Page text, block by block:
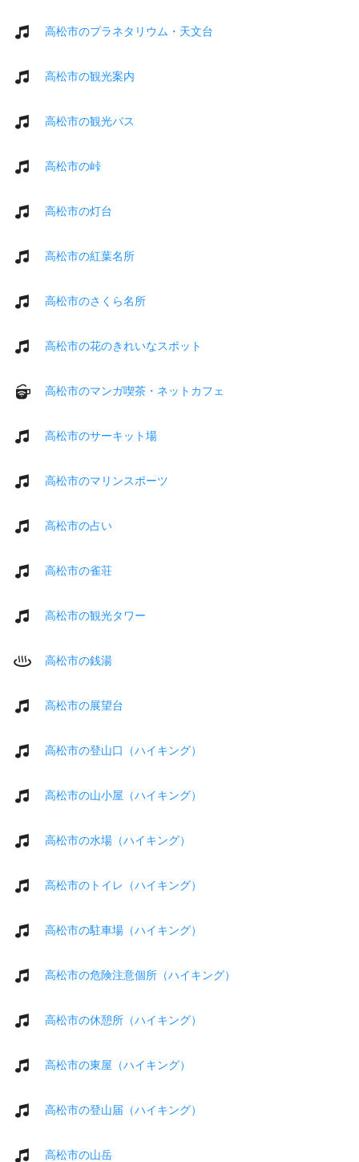
高松市のプラネタリウム・天文台
高松市の観光案内
高松市の観光バス
高松市の峠
高松市の灯台
高松市の紅葉名所
高松市のさくら名所
高松市の花のきれいなスポット
高松市のマンガ喫茶・ネットカフェ
高松市のサーキット場
高松市のマリンスポーツ
高松市の占い
高松市の雀荘
高松市の観光タワー
高松市の銭湯
高松市の展望台
高松市の登山口（ハイキング）
高松市の山小屋（ハイキング）
高松市の水場（ハイキング）
高松市のトイレ（ハイキング）
高松市の駐車場（ハイキング）
高松市の危険注意個所（ハイキング）
高松市の休憩所（ハイキング）
高松市の東屋（ハイキング）
高松市の登山届（ハイキング）
高松市の山岳